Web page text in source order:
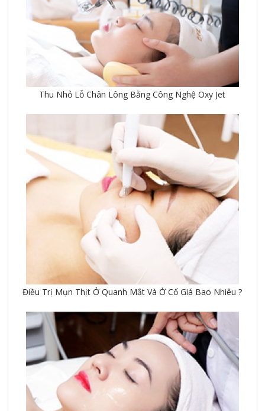
Thu Nhỏ Lỗ Chân Lông Bằng Công Nghệ Oxy Jet
Điều Trị Mụn Thịt Ở Quanh Mắt Và Ở Cổ Giá Bao Nhiêu ?